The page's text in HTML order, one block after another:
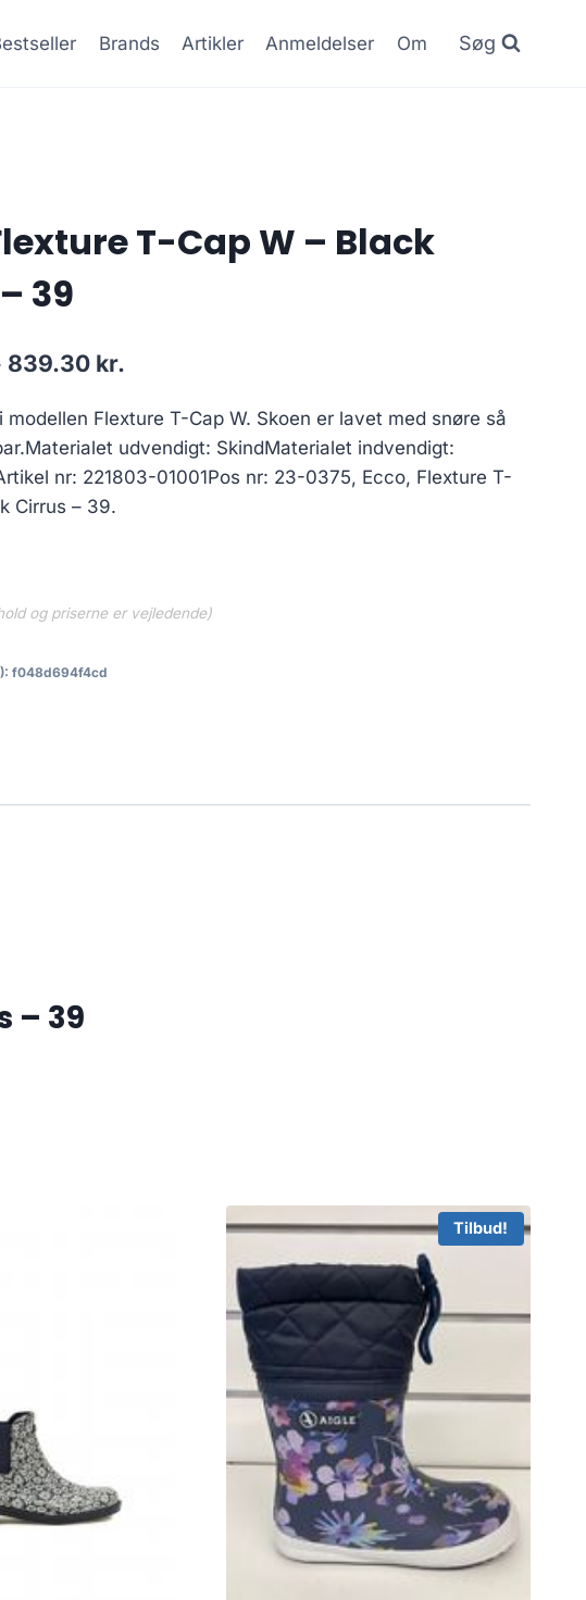
Brands Artikler Anmeldelser Om Søg
T-Cap W – Black
39
Den
pris
var:
1,199.00 kr..
839.30 kr.
pris
er:
modellen Flexture T-Cap W. Skoen er lavet med snøre så
udvendigt: SkindMaterialet indvendigt:
nr: 221803-01001Pos nr: 23-0375, Ecco, Flexture T-
Cirrus – 39.
og priserne er vejledende)
f048d694f4cd
– 39
Tilbud!